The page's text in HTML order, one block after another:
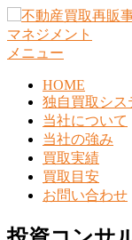
ン
テ
メニュー
HOME
独自買取シス
当社について
当社の強み
買取実績
買取目安
お問い合わせ